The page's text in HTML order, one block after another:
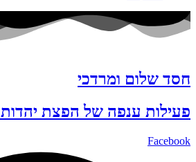
חסד שלום ומרדכי
פעילות ענפה של הפצת יהדות
Facebook